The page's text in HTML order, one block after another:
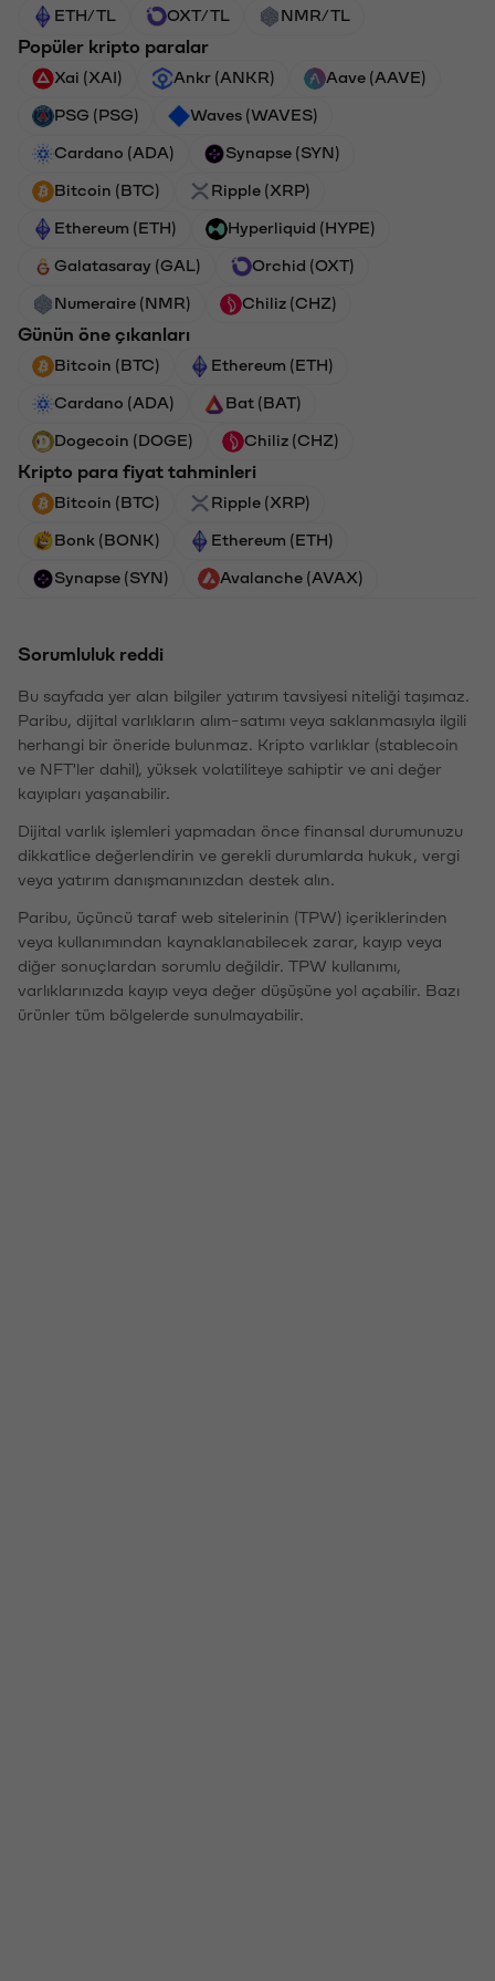
ETH/TL OXT/TL NMR/TL
Popüler kripto paralar
Xai (XAI) Ankr (ANKR) Aave (AAVE)
PSG (PSG) Waves (WAVES)
Cardano (ADA) Synapse (SYN)
Bitcoin (BTC) Ripple (XRP)
Ethereum (ETH) Hyperliquid (HYPE)
Galatasaray (GAL) Orchid (OXT)
Numeraire (NMR) Chiliz (CHZ)
Günün öne çıkanları
Bitcoin (BTC) Ethereum (ETH)
Cardano (ADA) Bat (BAT)
Dogecoin (DOGE) Chiliz (CHZ)
Kripto para fiyat tahminleri
Bitcoin (BTC) Ripple (XRP)
Bonk (BONK) Ethereum (ETH)
Synapse (SYN) Avalanche (AVAX)
Sorumluluk reddi
Bu sayfada yer alan bilgiler yatırım tavsiyesi niteliği taşımaz.
Paribu, dijital varlıkların alım-satımı veya saklanmasıyla ilgili
herhangi bir öneride bulunmaz. Kripto varlıklar (stablecoin
ve NFT'ler dahil), yüksek volatiliteye sahiptir ve ani değer
kayıpları yaşanabilir.
Dijital varlık işlemleri yapmadan önce finansal durumunuzu
dikkatlice değerlendirin ve gerekli durumlarda hukuk, vergi
veya yatırım danışmanınızdan destek alın.
Paribu, üçüncü taraf web sitelerinin (TPW) içeriklerinden
veya kullanımından kaynaklanabilecek zarar, kayıp veya
diğer sonuçlardan sorumlu değildir. TPW kullanımı,
varlıklarınızda kayıp veya değer düşüşüne yol açabilir. Bazı
ürünler tüm bölgelerde sunulmayabilir.